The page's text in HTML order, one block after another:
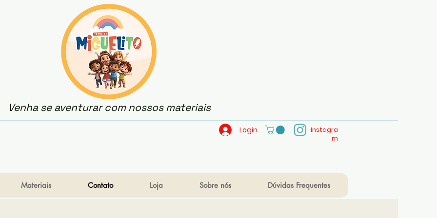
Venha se aventurar com nossos materiais
Login
Instagra
m
Materiais Contato Loja Sobre nós Dúvidas Frequentes